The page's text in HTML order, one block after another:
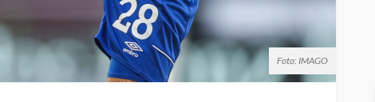
Foto: IMAGO